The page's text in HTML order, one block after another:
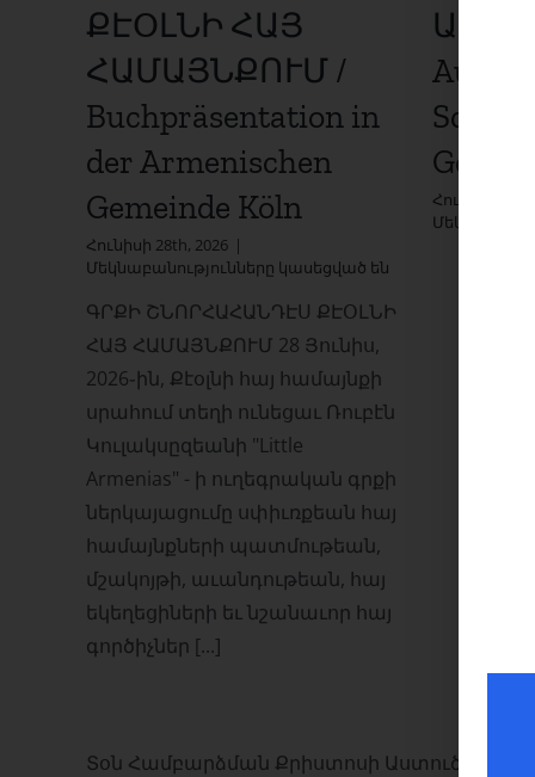
ՔԷՕԼՆԻ ՀԱՅ
ՀԱՄԱՅՆՔՈՒՄ /
Buchpräsentation in
der Armenischen
Gemeinde Köln
Հունիսի 28th, 2026 |
Մեկնաբանությունները կասեցված ենԳՐՔԻ
ՔԷՕԼՆԻ
in
Armenischen
Gemeinde
Köln-
ԳՐՔԻ ՇՆՈՐՀԱՀԱՆԴԷՍ ՔԷՕԼՆԻ
ՀԱՅ ՀԱՄԱՅՆՔՈՒՄ 28 Յունիս,
2026֊ին, Քէօլնի հայ համայնքի
սրահում տեղի ունեցաւ Ռուբէն
Կուլակսըզեանի "Little
Armenias" - ի ուղեգրական գրքի
ներկայացումը սփիւռքեան հայ
համայնքների պատմութեան,
մշակոյթի, աւանդութեան, հայ
եկեղեցիների եւ նշանաւոր հայ
գործիչներ [...]
Հունիսի
Տօն Համբարձման Քրիստոսի Աստուծոյ մերոյ